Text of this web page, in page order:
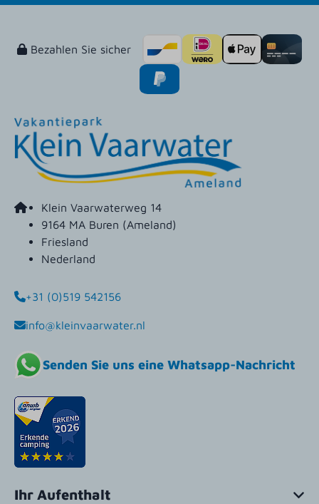
Bezahlen Sie sicher
Klein Vaarwaterweg 14
9164 MA Buren (Ameland)
Friesland
Nederland
+31 (0)519 542156
info@kleinvaarwater.nl
Senden Sie uns eine Whatsapp-Nachricht
Ihr Aufenthalt